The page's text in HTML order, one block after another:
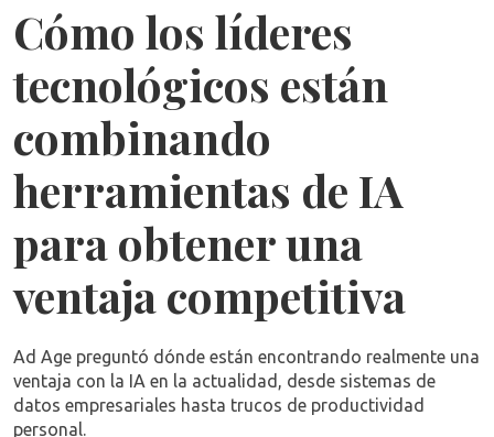
Cómo los líderes
tecnológicos están
combinando
herramientas de IA
para obtener una
ventaja competitiva
Ad Age preguntó dónde están encontrando realmente una
ventaja con la IA en la actualidad, desde sistemas de
datos empresariales hasta trucos de productividad
personal.